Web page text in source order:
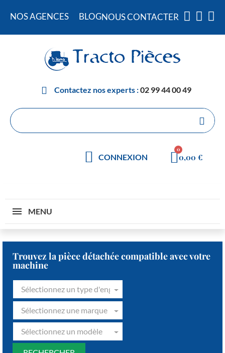
NOS AGENCES BLOGNOUS CONTACTER
Contactez nos experts :02 99 44 00 49
CONNEXION 0,00 €
MENU
Trouvez la pièce détachée compatible avec votre
machine
Sélectionnez un type d'engin
Sélectionnez une marque
Sélectionnez un modèle